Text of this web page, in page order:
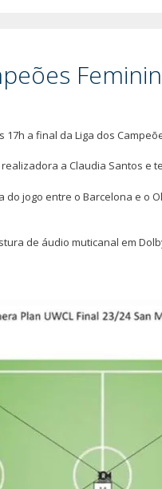
a final da Liga dos
a Claudia Santos
jogo entre o Barcelona e o
de áudio muticanal em